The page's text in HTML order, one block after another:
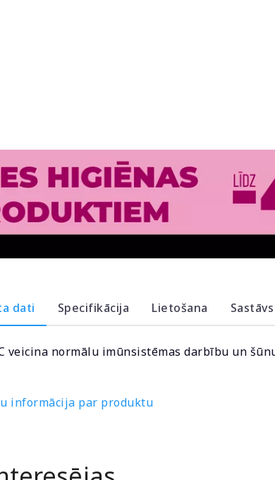
dati Specifikācija Lietošana Sastāvs
veicina normālu imūnsistēmas darbību un
informācija par produktu